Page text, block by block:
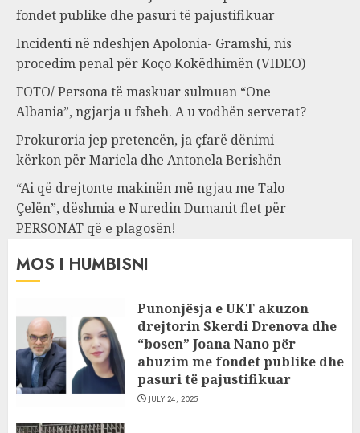
fondet publike dhe pasuri të pajustifikuar
Incidenti në ndeshjen Apolonia- Gramshi, nis
procedim penal për Koço Kokëdhimën (VIDEO)
FOTO/ Persona të maskuar sulmuan “One
Albania”, ngjarja u fsheh. A u vodhën serverat?
Prokuroria jep pretencën, ja çfarë dënimi
kërkon për Mariela dhe Antonela Berishën
“Ai që drejtonte makinën më ngjau me Talo
Çelën”, dëshmia e Nuredin Dumanit flet për
PERSONAT që e plagosën!
MOS I HUMBISNI
Punonjësja e UKT akuzon
drejtorin Skerdi Drenova dhe
“bosen” Joana Nano për
abuzim me fondet publike dhe
pasuri të pajustifikuar
JULY 24, 2025